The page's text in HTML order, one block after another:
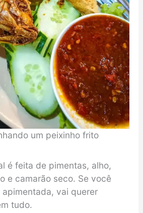
um peixinho frito
é feita de pimentas, alho,
e camarão seco. Se você
vai querer
tudo.